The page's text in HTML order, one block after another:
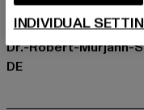
Valmistaja: TB
Dr.-Robert-Murjahn-
DE
INDIVIDUAL